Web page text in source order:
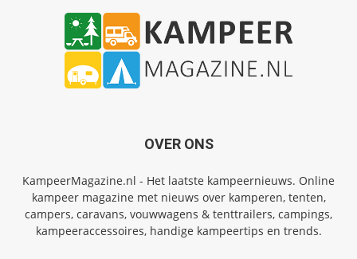
OVER ONS
KampeerMagazine.nl - Het laatste kampeernieuws. Online
kampeer magazine met nieuws over kamperen, tenten,
campers, caravans, vouwwagens & tenttrailers, campings,
kampeeraccessoires, handige kampeertips en trends.